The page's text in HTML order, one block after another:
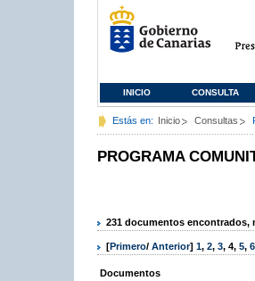
INICIO CONSULTA
Estás en: Inicio Consultas
PROGRAMA
231 documentos encontrados,
[Primero/ Anterior] 1, 2, 3, 4, 5, 6
Documentos